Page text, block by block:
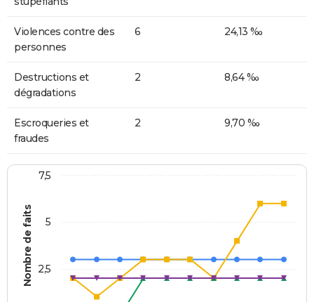
Violences contre des
personnes
6 24,13 ‰
Destructions et
dégradations
2 8,64 ‰
Escroqueries et
fraudes
2 9,70 ‰
Nombre de faits 2,5
5
7,5